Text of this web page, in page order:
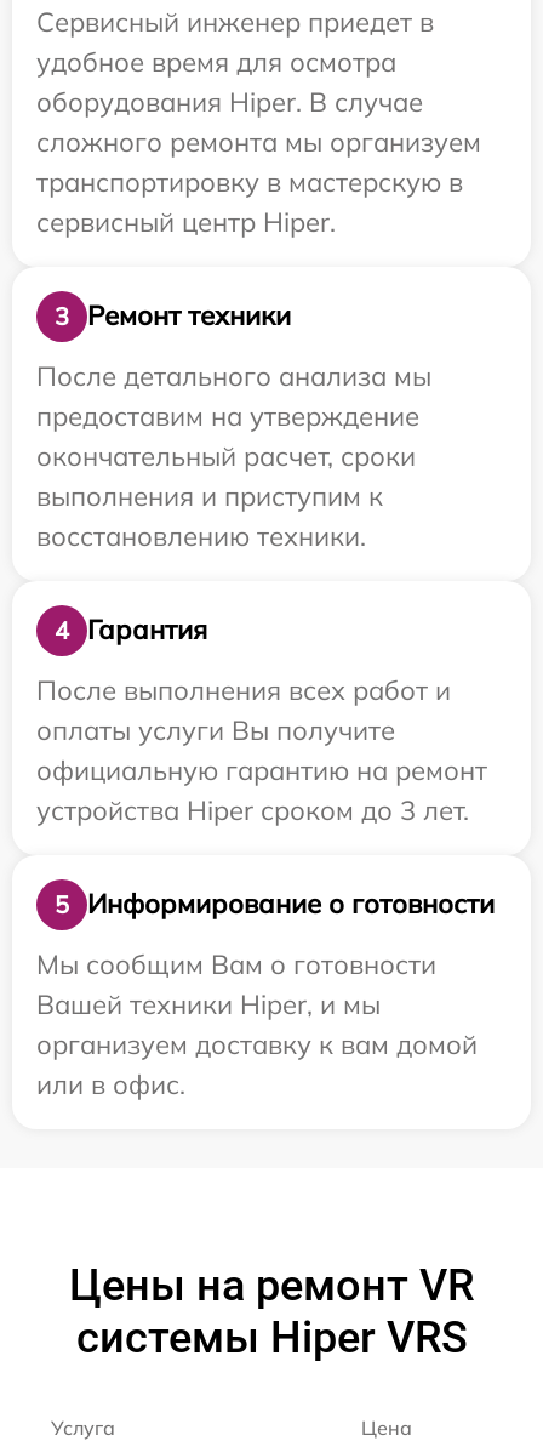
Сервисный инженер приедет в
удобное время для осмотра
оборудования Hiper. В случае
сложного ремонта мы организуем
транспортировку в мастерскую в
сервисный центр Hiper.
3
Ремонт техники
После детального анализа мы
предоставим на утверждение
окончательный расчет, сроки
выполнения и приступим к
восстановлению техники.
4
Гарантия
После выполнения всех работ и
оплаты услуги Вы получите
официальную гарантию на ремонт
устройства Hiper сроком до 3 лет.
5
Информирование о готовности
Мы сообщим Вам о готовности
Вашей техники Hiper, и мы
организуем доставку к вам домой
или в офис.
Цены на ремонт VR
системы Hiper VRS
Услуга Цена